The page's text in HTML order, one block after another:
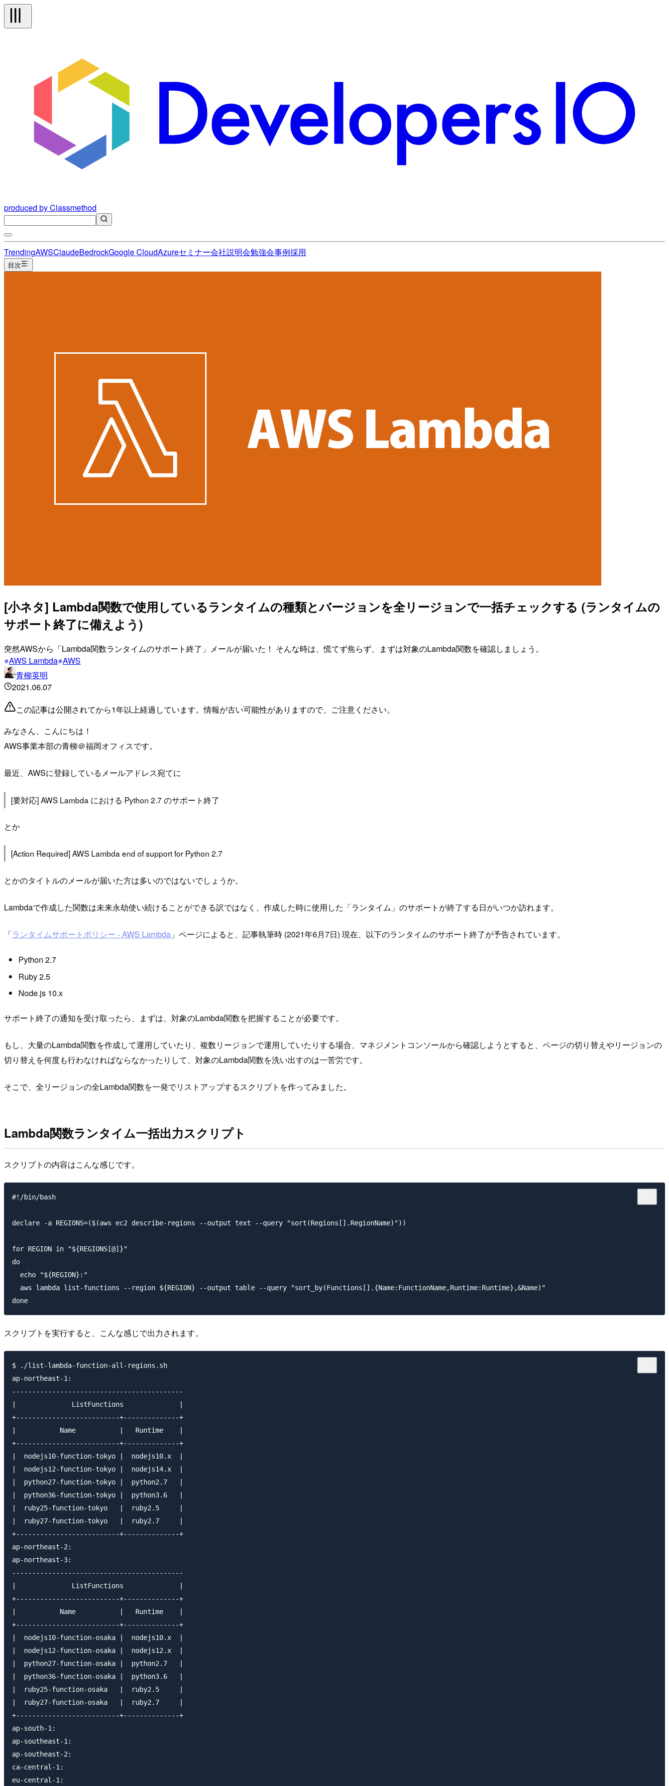
produced by Classmethod
TrendingAWSClaudeBedrockGoogle CloudAzureセミナー会社説明会勉強会事例採用
目次
[小ネタ] Lambda関数で使用しているランタイムの種類とバージョンを全リージョンで一括チェックする (ランタイムの
サポート終了に備えよう)
突然AWSから「Lambda関数ランタイムのサポート終了」メールが届いた！ そんな時は、慌てず焦らず、まずは対象のLambda関数を確認しましょう。
AWS Lambda AWS
青柳英明
2021.06.07
この記事は公開されてから1年以上経過しています。情報が古い可能性がありますので、ご注意ください。
みなさん、こんにちは！
AWS事業本部の青柳＠福岡オフィスです。
最近、AWSに登録しているメールアドレス宛てに
[要対応] AWS Lambda における Python 2.7 のサポート終了
とか
[Action Required] AWS Lambda end of support for Python 2.7
とかのタイトルのメールが届いた方は多いのではないでしょうか。
Lambdaで作成した関数は未来永劫使い続けることができる訳ではなく、作成した時に使用した「ランタイム」のサポートが終了する日がいつか訪れます。
「ランタイムサポートポリシー - AWS Lambda 」ページによると、記事執筆時 (2021年6月7日) 現在、以下のランタイムのサポート終了が予告されています。
Python 2.7
Ruby 2.5
Node.js 10.x
サポート終了の通知を受け取ったら、まずは、対象のLambda関数を把握することが必要です。
もし、大量のLambda関数を作成して運用していたり、複数リージョンで運用していたりする場合、マネジメントコンソールから確認しようとすると、ページの切り替えやリージョンの
切り替えを何度も行わなければならなかったりして、対象のLambda関数を洗い出すのは一苦労です。
そこで、全リージョンの全Lambda関数を一発でリストアップするスクリプトを作ってみました。
Lambda関数ランタイム一括出力スクリプト
スクリプトの内容はこんな感じです。
#!/bin/bash
declare -a REGIONS=($(aws ec2 describe-regions --output text --query "sort(Regions[].RegionName)"))
for REGION in "${REGIONS[@]}"
do
  echo "${REGION}:"
  aws lambda list-functions --region ${REGION} --output table --query "sort_by(Functions[].{Name:FunctionName,Runtime:Runtime},&Name)"
スクリプトを実行すると、こんな感じで出力されます。
$ ./list-lambda-function-all-regions.sh
ap-northeast-1:
-------------------------------------------
|              ListFunctions              |
+--------------------------+--------------+
|           Name           |   Runtime    |
+--------------------------+--------------+
|  nodejs10-function-tokyo |  nodejs10.x  |
|  nodejs12-function-tokyo |  nodejs14.x  |
|  python27-function-tokyo |  python2.7   |
|  python36-function-tokyo |  python3.6   |
|  ruby25-function-tokyo   |  ruby2.5     |
|  ruby27-function-tokyo   |  ruby2.7     |
+--------------------------+--------------+
ap-northeast-2:
ap-northeast-3:
-------------------------------------------
|              ListFunctions              |
+--------------------------+--------------+
|           Name           |   Runtime    |
+--------------------------+--------------+
|  nodejs10-function-osaka |  nodejs10.x  |
|  nodejs12-function-osaka |  nodejs12.x  |
|  python27-function-osaka |  python2.7   |
|  python36-function-osaka |  python3.6   |
|  ruby25-function-osaka   |  ruby2.5     |
|  ruby27-function-osaka   |  ruby2.7     |
+--------------------------+--------------+
ap-south-1:
ap-southeast-1:
ap-southeast-2:
ca-central-1:
eu-central-1: